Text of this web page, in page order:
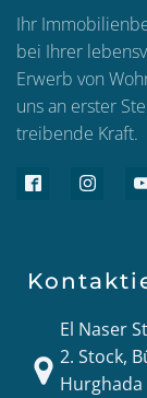
Ihr
bei Ihrer
Erwerb von
uns an erster
treibende Kraft.
El Naser
2. Stock,